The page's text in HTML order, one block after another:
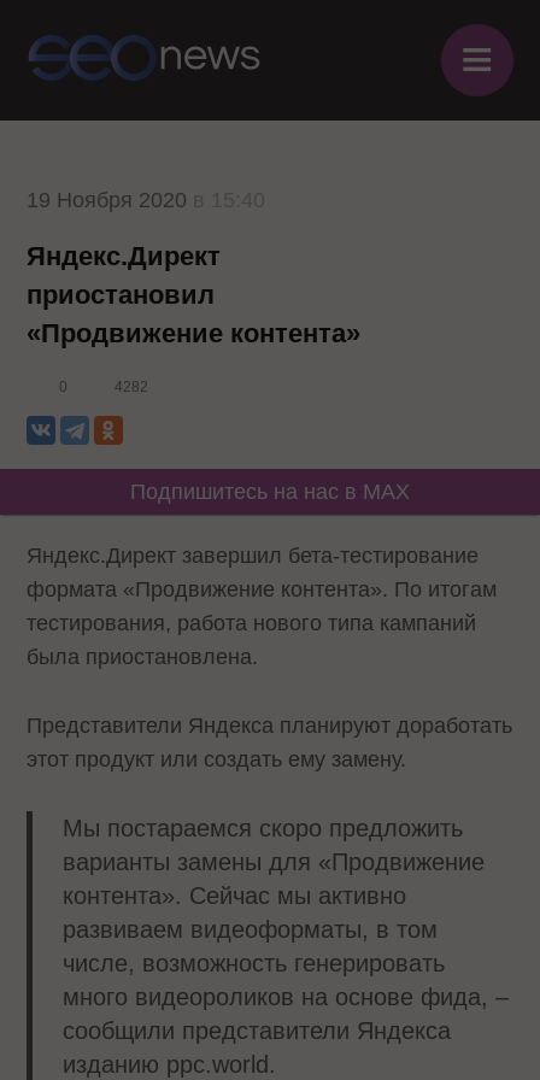
≡
19 Ноября 2020
Яндекс.Директ
приостановил
«Продвижение контента»
0 4282
Подпишитесь на нас в MAX
Яндекс.Директ завершил бета-тестирование
формата «Продвижение контента». По итогам
тестирования, работа нового типа кампаний
была приостановлена.
Представители Яндекса планируют доработать
этот продукт или создать ему замену.
Мы постараемся скоро предложить
варианты замены для «Продвижение
контента». Сейчас мы активно
развиваем видеоформаты, в том
числе, возможность генерировать
много видеороликов на основе фида, –
сообщили представители Яндекса
изданию ppc.world.